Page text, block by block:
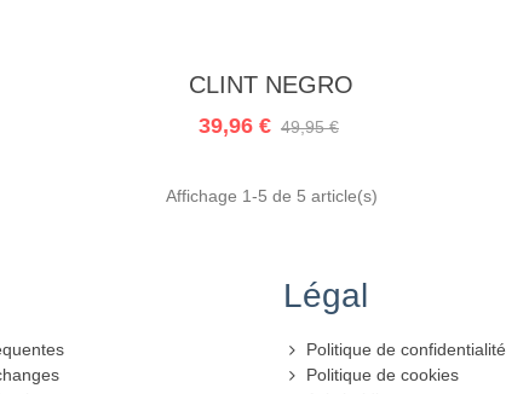
Ajouter au panier
CLINT NEGRO
39,96 € 49,95 €
Affichage 1-5 de 5 article(s)
Légal
Politique de confidentialité
Politique de cookies